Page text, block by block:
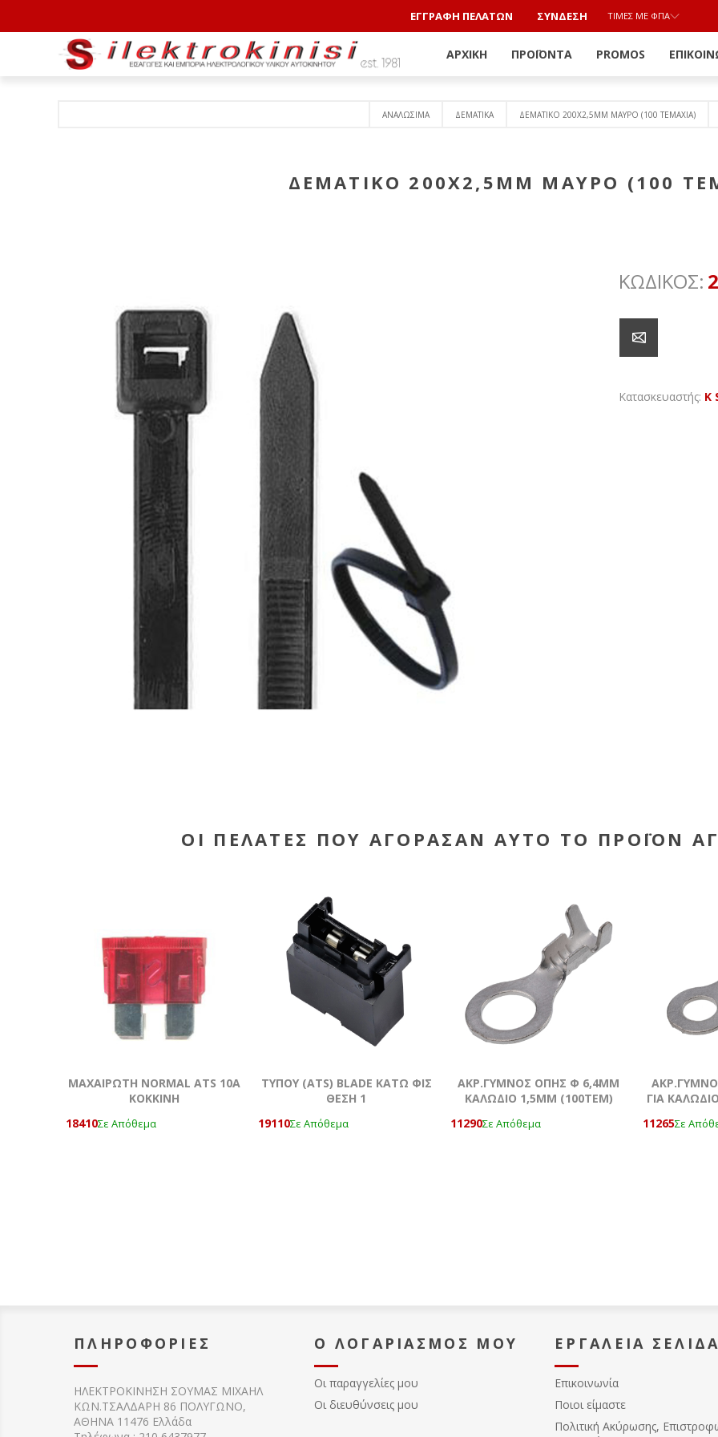
ΕΓΓΡΑΦΗ ΠΕΛΑΤΩΝ ΣΎΝΔΕΣΗ ΤΙΜΈΣ ΜΕ ΦΠΑ
ΑΡΧΙΚΉ ΠΡΟΪΌΝΤΑ PROMOS
ΑΝΑΛΩΣΙΜΑ ΔΕΜΑΤΙΚΑ ΔΕΜΑΤΙΚΟ 200X2,5MM ΜΑΥΡΟ (100 ΤΕΜΆΧΙΑ)
ΔΕΜΑΤΙΚΟ 200X2,5MM ΜΑΥΡΟ (100
ΚΩΔΙΚΟΣ:
Κατασκευαστής: K
ΟΙ ΠΕΛΆΤΕΣ ΠΟΥ ΑΓΌΡΑΣΑΝ ΑΥΤΌ ΤΟ ΠΡΟΪΌΝ
ΜΑΧΑΙΡΩΤΗ NORMAL ATS 10A
KOKKΙΝΗ
18410Σε Απόθεμα
ΤΥΠΟΥ (ATS) BLADE ΚΑΤΩ ΦΙΣ
ΘΕΣΗ 1
19110Σε Απόθεμα
ΑΚΡ.ΓΥΜΝΟΣ ΟΠΗΣ Φ 6,4MM
ΚΑΛΩΔΙΟ 1,5ΜΜ (100ΤΕΜ)
11290Σε Απόθεμα
ΓΙΑ
11265Σε
ΠΛΗΡΟΦΟΡΊΕΣ
ΗΛΕΚΤΡΟΚΙΝΗΣΗ ΣΟΥΜΑΣ MIXAHΛ
ΚΩΝ.ΤΣΑΛΔΑΡΗ 86 ΠΟΛΥΓΩΝΟ,
ΑΘΗΝΑ 11476 Ελλάδα
Ο ΛΟΓΑΡΙΑΣΜΌΣ ΜΟΥ
Οι παραγγελίες μου
Οι διευθύνσεις μου
ΕΡΓΑΛΕΊΑ
Επικοινωνία
Ποιοι είμαστε
Πολιτική Ακύρωσης,